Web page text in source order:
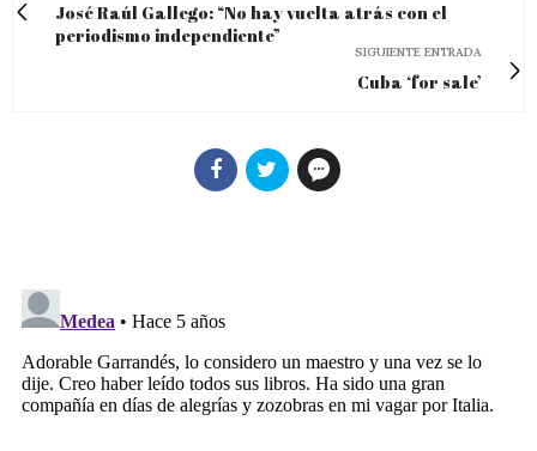
José Raúl Gallego: “No hay vuelta atrás con el
periodismo independiente”
SIGUIENTE ENTRADA
Cuba ‘for sale’